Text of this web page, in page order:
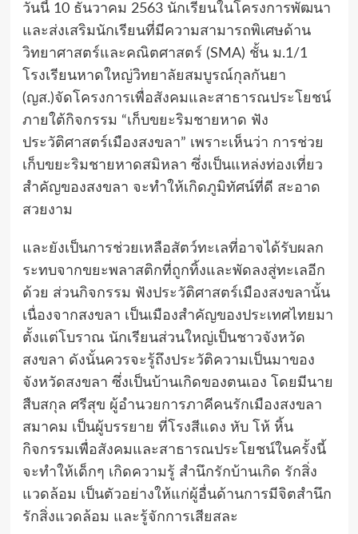
วันนี้ 10 ธันวาคม 2563 นักเรียนในโครงการพัฒนา
และส่งเสริมนักเรียนที่มีความสามารถพิเศษด้าน
วิทยาศาสตร์และคณิตศาสตร์ (SMA) ชั้น ม.1/1
โรงเรียนหาดใหญ่วิทยาลัยสมบูรณ์กุลกันยา
(ญส.)จัดโครงการเพื่อสังคมและสาธารณประโยชน์
ภายใต้กิจกรรม “เก็บขยะริมชายหาด ฟัง
ประวัติศาสตร์เมืองสงขลา” เพราะเห็นว่า การช่วย
เก็บขยะริมชายหาดสมิหลา ซึ่งเป็นแหล่งท่องเที่ยว
สำคัญของสงขลา จะทำให้เกิดภูมิทัศน์ที่ดี สะอาด
สวยงาม
และยังเป็นการช่วยเหลือสัตว์ทะเลที่อาจได้รับผลก
ระทบจากขยะพลาสติกที่ถูกทิ้งและพัดลงสู่ทะเลอีก
ด้วย ส่วนกิจกรรม ฟังประวัติศาสตร์เมืองสงขลานั้น
เนื่องจากสงขลา เป็นเมืองสำคัญของประเทศไทยมา
ตั้งแต่โบราณ นักเรียนส่วนใหญ่เป็นชาวจังหวัด
สงขลา ดังนั้นควรจะรู้ถึงประวัติความเป็นมาของ
จังหวัดสงขลา ซึ่งเป็นบ้านเกิดของตนเอง โดยมีนาย
สืบสกุล ศรีสุข ผู้อำนวยการภาคีคนรักเมืองสงขลา
สมาคม เป็นผู้บรรยาย ที่โรงสีแดง หับ โห้ หิ้น
กิจกรรมเพื่อสังคมและสาธารณประโยชน์ในครั้งนี้
จะทำให้เด็กๆ เกิดความรู้ สำนึกรักบ้านเกิด รักสิ่ง
แวดล้อม เป็นตัวอย่างให้แก่ผู้อื่นด้านการมีจิตสำนึก
รักสิ่งแวดล้อม และรู้จักการเสียสละ